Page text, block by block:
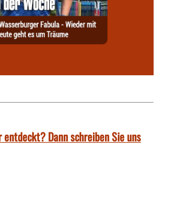
entdeckt? Dann schreiben Sie uns